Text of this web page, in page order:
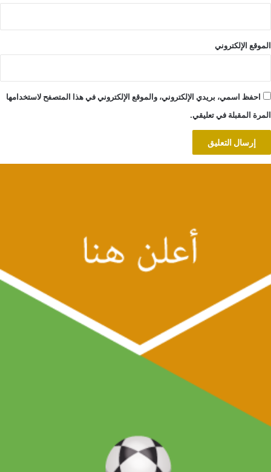
الموقع الإلكتروني
احفظ اسمي، بريدي الإلكتروني، والموقع الإلكتروني في هذا المتصفح لاستخدامها
المرة المقبلة في تعليقي.